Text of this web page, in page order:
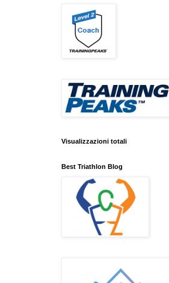
Visualizzazioni totali
Best Triathlon Blog